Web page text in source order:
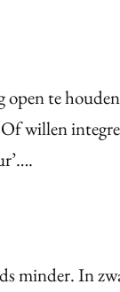
te
willen
minder. In